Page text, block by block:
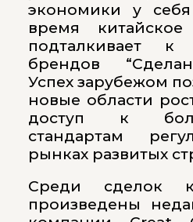
экономики у
время китайское
подталкивает к
брендов
Успех зарубежом
новые области
доступ к
стандартам
рынках развитых
Среди сделок
произведены